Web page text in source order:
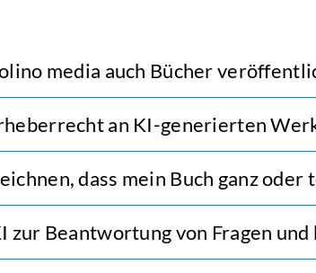
media auch Bücher
an KI-generierten
dass mein Buch ganz
zur Beantwortung von Fragen